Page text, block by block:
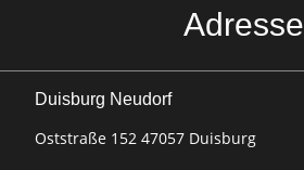
Adresse
Duisburg Neudorf
Oststraße 152 47057 Duisburg